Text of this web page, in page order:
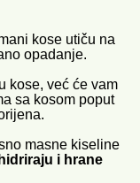
kose utiču na
opadanje.
kose, već će vam
sa kosom poput
masne kiseline
i hrane